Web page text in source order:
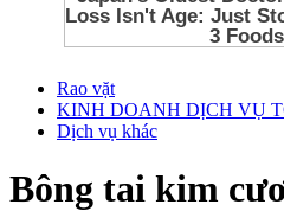
Rao vặt
KINH DOANH DỊCH VỤ
Dịch vụ khác
Bông tai kim